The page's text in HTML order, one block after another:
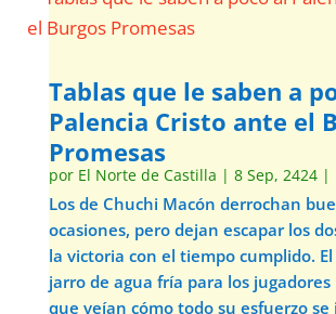
Tablas que le saben a
Palencia Cristo ante el
Promesas
por El Norte de Castilla | 8 Sep, 2424|
Los de Chuchi Macón derrochan
ocasiones, pero dejan escapar los
la victoria con el tiempo cumplido.
jarro de agua fría para los jugadores
que veían cómo todo su esfuerzo